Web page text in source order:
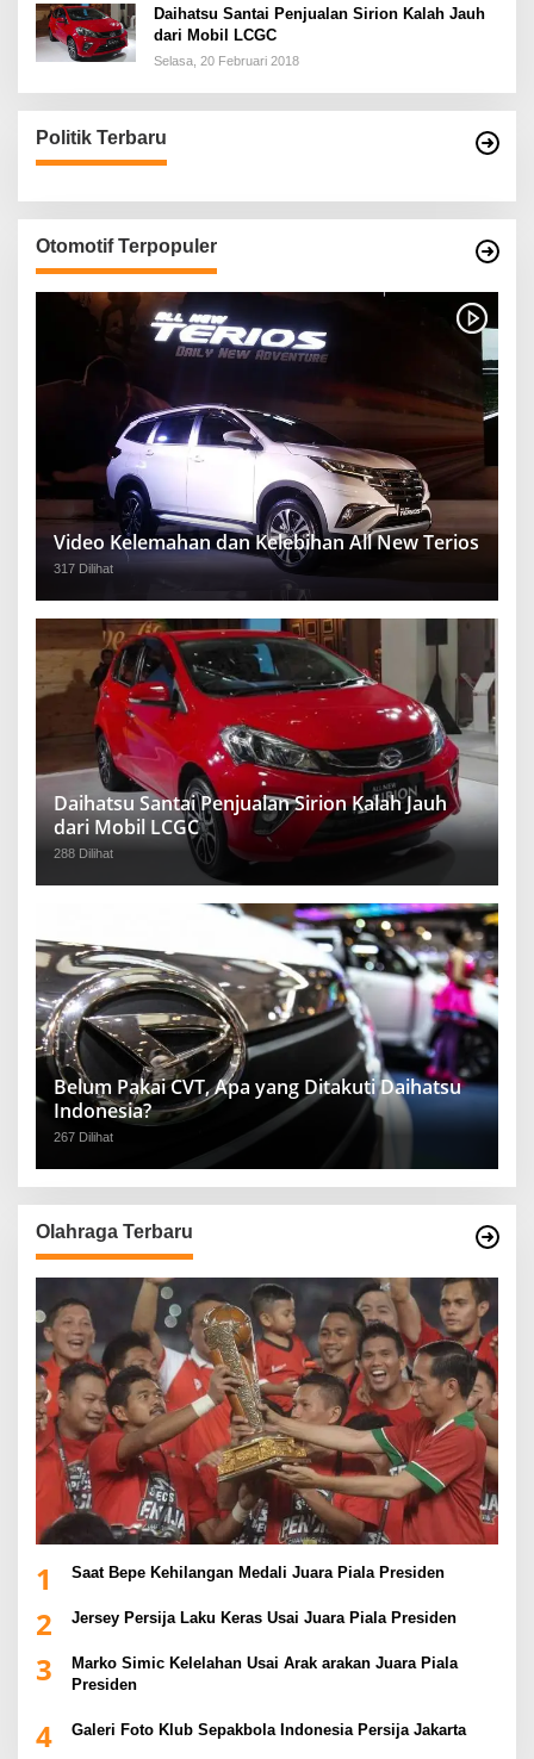
Daihatsu Santai Penjualan Sirion Kalah Jauh
dari Mobil LCGC
Selasa, 20 Februari 2018
Politik Terbaru
Otomotif Terpopuler
Video Kelemahan dan Kelebihan All New Terios
317 Dilihat
Daihatsu Santai Penjualan Sirion Kalah Jauh
dari Mobil LCGC
288 Dilihat
Belum Pakai CVT, Apa yang Ditakuti Daihatsu
Indonesia?
267 Dilihat
Olahraga Terbaru
1 Saat Bepe Kehilangan Medali Juara Piala Presiden
2 Jersey Persija Laku Keras Usai Juara Piala Presiden
3
Marko Simic Kelelahan Usai Arak arakan Juara Piala
Presiden
4 Galeri Foto Klub Sepakbola Indonesia Persija Jakarta